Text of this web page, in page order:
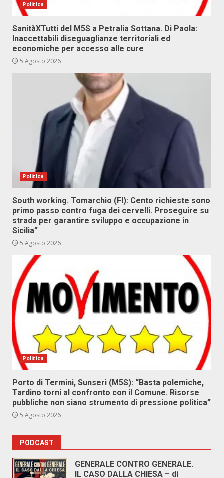
Politica
SanitàXTutti del M5S a Petralia Sottana. Di Paola:
Inaccettabili diseguaglianze territoriali ed
economiche per accesso alle cure
5 Agosto 2026
Politica
South working. Tomarchio (FI): Cento richieste sono
primo passo contro fuga dei cervelli. Proseguire su
strada per garantire sviluppo e occupazione in
Sicilia”
5 Agosto 2026
Politica
Porto di Termini, Sunseri (M5S): “Basta polemiche,
Tardino torni al confronto con il Comune. Risorse
pubbliche non siano strumento di pressione politica”
5 Agosto 2026
PODCAST
GENERALE CONTRO GENERALE.
IL CASO DALLA CHIESA – di